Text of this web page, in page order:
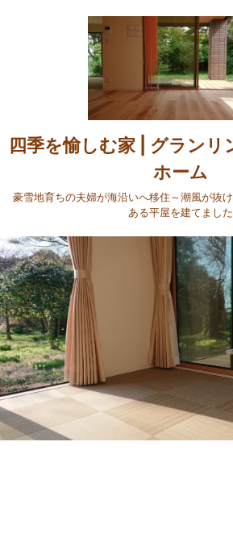
四季を愉しむ家 | グランリ
ホーム
豪雪地育ちの夫婦が海沿いへ移住～潮風が抜
ある平屋を建てました